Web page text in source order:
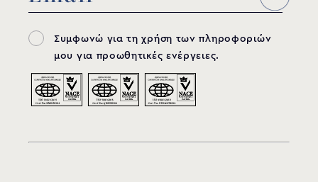
Συμφωνώ για τη χρήση των πληροφοριών
μου για προωθητικές ενέργειες.